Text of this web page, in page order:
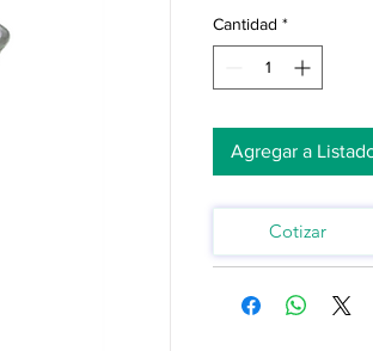
Cantidad *
Agregar a
Cotizar